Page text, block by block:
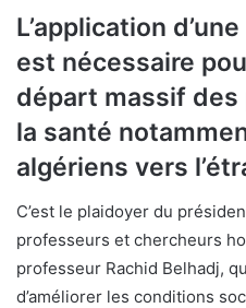
L’application
est nécessaire
départ massif
la santé
algériens vers
C’est le plaidoyer du
professeurs et chercheurs
professeur Rachid Belhadj,
d’améliorer les conditions